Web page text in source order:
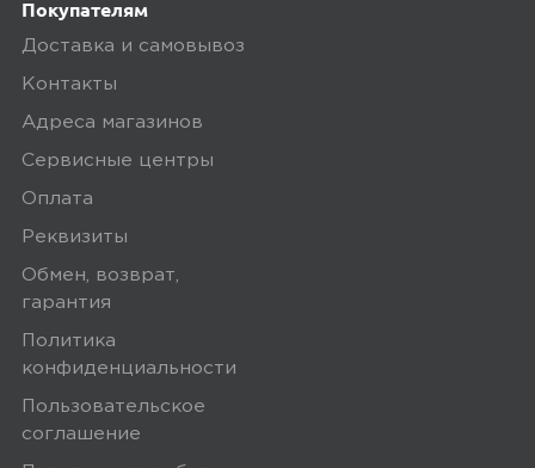
Покупателям
Доставка и самовывоз
Контакты
Адреса магазинов
Сервисные центры
Оплата
Реквизиты
Обмен, возврат,
гарантия
Политика
конфиденциальности
Пользовательское
соглашение